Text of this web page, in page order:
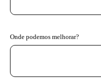
Onde podemos melhorar?